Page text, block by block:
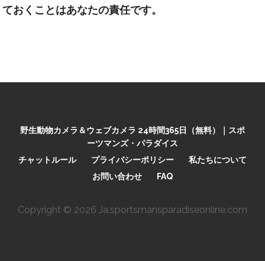
ておくことはあなたの責任です。
野生動物カメラ＆ウェブカメラ 24時間365日（無料）｜スポ
ーツマンズ・パラダイス
チャットルール
プライバシーポリシー
私たちについて
お問い合わせ
FAQ
Copyright © 2026 Ja.sportsmansparadiseonline.com